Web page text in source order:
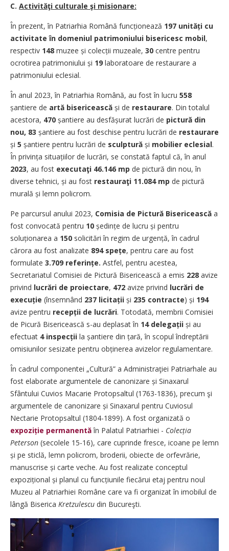
C. Activităţi culturale şi misionare:
În prezent, în Patriarhia Română funcțio­nează 197 unități cu
activitate în domeniul patrimoniului bisericesc mobil,
respectiv 148 muzee și colecții muzeale, 30 centre pentru
ocrotirea patrimoniului și 19 laboratoare de restaurare a
patrimoniului eclesial.
În anul 2023, în Patriarhia Română, au fost în lucru 558
șantiere de artă bisericească și de restaurare. Din totalul
acestora, 470 șantiere au desfășurat lucrări de pictură din
nou, 83 șantiere au fost deschise pentru lucrări de restaurare
și 5 șantiere pentru lucrări de sculptură și mobilier eclesial.
În privința situa­țiilor de lucrări, se constată faptul că, în anul
2023, au fost executaţi 46.146 mp de pictură din nou, în
diverse tehnici, și au fost restauraţi 11.084 mp de pictură
murală și lemn policrom.
Pe parcursul anului 2023, Comisia de Pictură Bisericească a
fost convocată pentru 10 ședințe de lucru și pentru
soluționarea a 150 solicitări în regim de urgență, în cadrul
cărora au fost analizate 894 spețe, pentru care au fost
formulate 3.709 referințe. Astfel, pentru acestea,
Secretariatul Comisiei de Pictură Bisericească a emis 228 avize
privind lucrări de proiectare, 472 avize privind lucrări de
execuție (însemnând 237 licitații și 235 contracte) și 194
avize pentru recepții de lucrări. Totodată, membrii Comisiei
de Picură Bisericească s-au deplasat în 14 delegații și au
efectuat 4 inspecții la șantiere din țară, în scopul îndreptării
omisiunilor sesizate pentru obținerea avizelor regulamentare.
În cadrul componentei „Cultură” a Administraţiei Patriarhale au
fost elaborate argumentele de canonizare și Sinaxarul
Sfântului Cuvios Macarie Protopsaltul (1763-1836), precum şi
argumentele de canonizare și Sinaxarul pentru Cuviosul
Nectarie Protopsaltul (1804-1899). A fost organizată o
expoziție permanentăîn Palatul Patriarhiei - Colecția
Peterson (secolele 15-16), care cuprinde fresce, icoane pe lemn
și pe sticlă, lemn policrom, broderii, obiecte de orfevrărie,
manuscrise și carte veche. Au fost realizate conceptul
expozițional și planul cu funcțiunile fiecărui etaj pentru noul
Muzeu al Patriarhiei Române care va fi organizat în imobilul de
lângă Biserica Kretzu­lescu din Bucureşti.